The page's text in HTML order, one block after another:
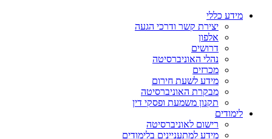
מידע כללי
יצירת קשר ודרכי הגעה
אלפון
דרושים
נהלי האוניברסיטה
מכרזים
מידע לשעת חירום
מבקרת האוניברסיטה
תקנון משמעת ופסקי דין
לימודים
רישום לאוניברסיטה
מידע למתעניינים בלימודים